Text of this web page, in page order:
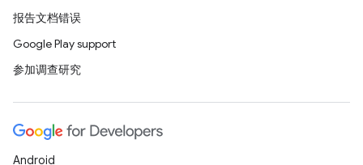
报告文档错误
Google Play support
参加调查研究
Android